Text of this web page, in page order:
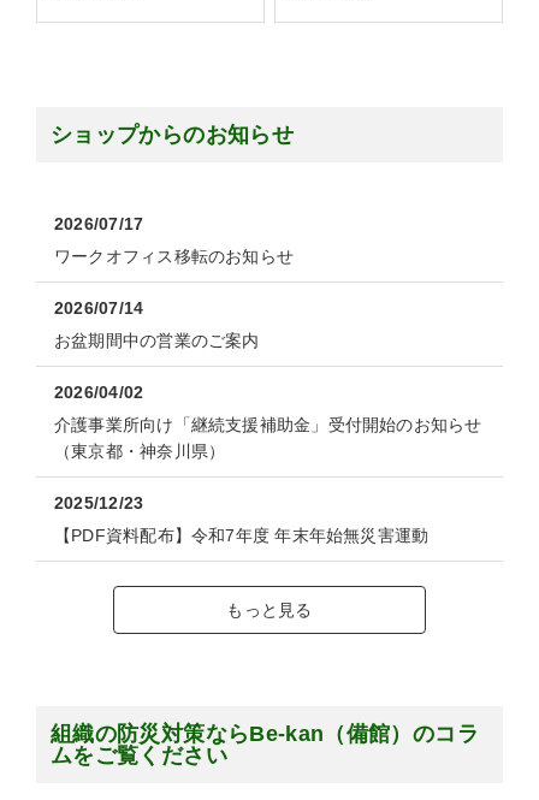
ショップからのお知らせ
2026/07/17
ワークオフィス移転のお知らせ
2026/07/14
お盆期間中の営業のご案内
2026/04/02
介護事業所向け「継続支援補助金」受付開始のお知らせ
（東京都・神奈川県）
2025/12/23
【PDF資料配布】令和7年度 年末年始無災害運動
もっと見る
組織の防災対策ならBe-kan（備館）のコラ
ムをご覧ください